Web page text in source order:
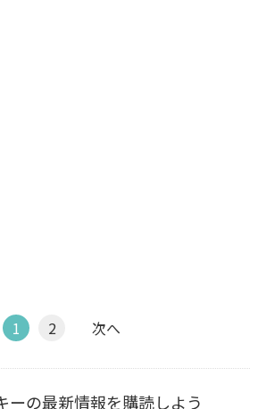
1 2 次へ
ーの最新情報を購読しよう